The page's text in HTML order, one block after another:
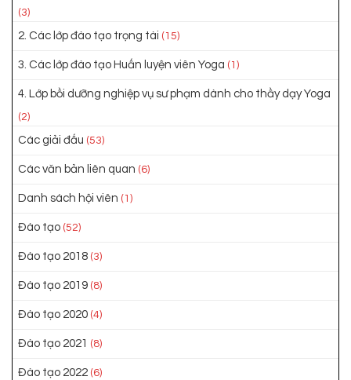
(3)
2. Các lớp đào tạo trọng tài (15)
3. Các lớp đào tạo Huấn luyện viên Yoga (1)
4. Lớp bồi dưỡng nghiệp vụ sư phạm dành cho thầy dạy Yoga
(2)
Các giải đấu (53)
Các văn bản liên quan (6)
Danh sách hội viên (1)
Đào tạo (52)
Đào tạo 2018 (3)
Đào tạo 2019 (8)
Đào tạo 2020 (4)
Đào tạo 2021 (8)
Đào tạo 2022 (6)